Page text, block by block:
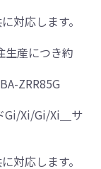
対応します。
産につき約
ZRR85G
Gi/Xi/Gi/Xi＿サ
対応します。